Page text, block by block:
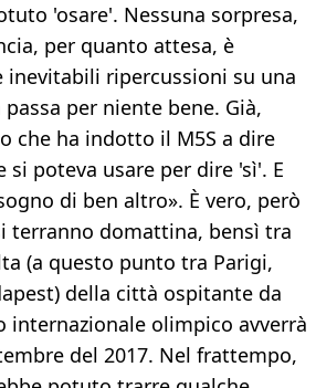
'osare'. Nessuna sorpresa,
per quanto attesa, è
inevitabili ripercussioni su una
per niente bene. Già,
che ha indotto il M5S a dire
si poteva usare per dire 'sì'. E
di ben altro». È vero, però
terranno domattina, bensì tra
(a questo punto tra Parigi,
della città ospitante da
internazionale olimpico avverrà
del 2017. Nel frattempo,